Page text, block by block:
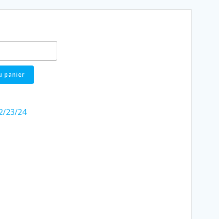
panier
23/24